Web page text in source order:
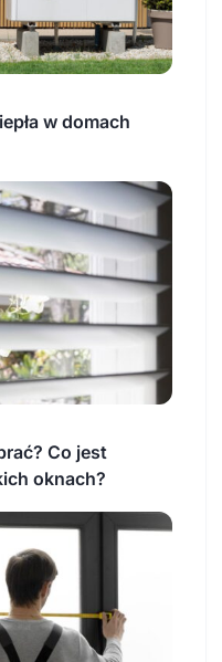
w domach
Co jest
oknach?